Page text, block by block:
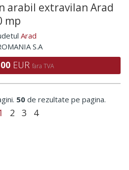
arabil extravilan Arad
mp
Arad
S.A
EUR fara TVA
50 de rezultate pe pagina.
2 3 4